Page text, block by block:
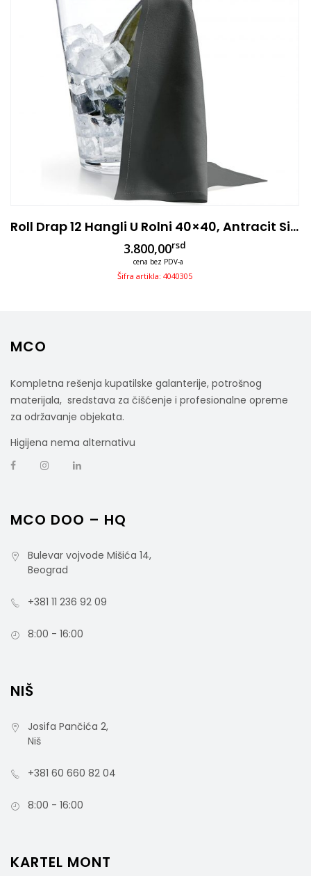
Roll Drap 12 Hangli U Rolni 40×40, Antracit Siva
3.800,00rsd
cena bez PDV-a
Šifra artikla: 4040305
MCO
Kompletna rešenja kupatilske galanterije, potrošnog
materijala, sredstava za čišćenje i profesionalne opreme
za održavanje objekata.
Higijena nema alternativu
MCO DOO – HQ
Bulevar vojvode Mišića 14,
Beograd
+381 11 236 92 09
8:00 - 16:00
NIŠ
Josifa Pančića 2,
Niš
+381 60 660 82 04
8:00 - 16:00
KARTEL MONT